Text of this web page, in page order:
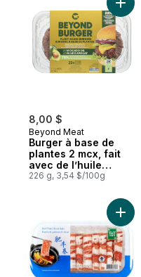
8,00 $
Beyond Meat
Burger à base de
plantes 2 mcx, fait
avec de l’huile
d’avocat
226 g, 3,54 $/100g